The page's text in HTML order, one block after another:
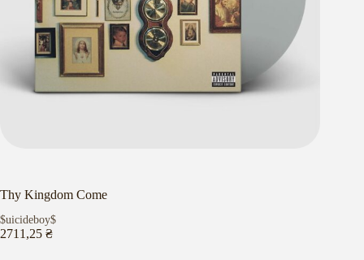
Thy Kingdom Come
$uicideboy$
2711,25 ₴